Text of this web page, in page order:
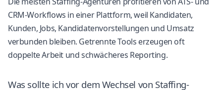
CRM-Workflows in einer Plattform, weil Kandidaten,
Kunden, Jobs, Kandidatenvorstellungen und Umsatz
verbunden bleiben. Getrennte Tools erzeugen oft
doppelte Arbeit und schwächeres Reporting.
Was sollte ich vor dem Wechsel von Staffing-